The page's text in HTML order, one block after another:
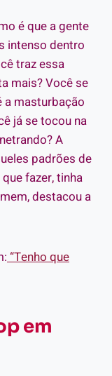
é que a gente
intenso dentro
traz essa
mais? Você se
a masturbação
já se tocou na
A
padrões de
fazer, tinha
destacou a
“Tenho que
em